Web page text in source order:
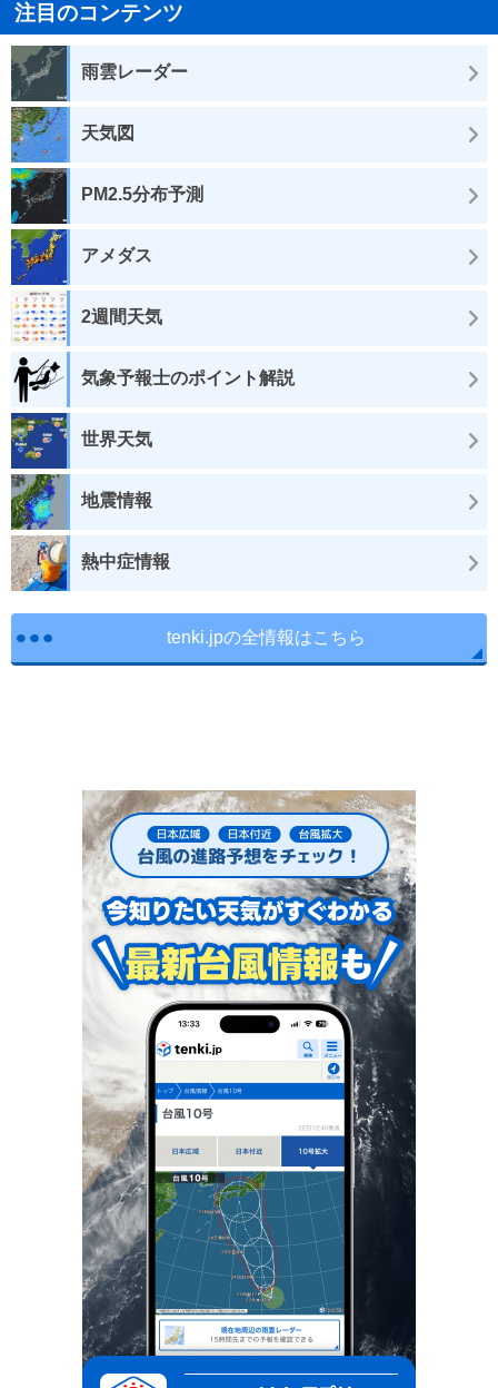
注目のコンテンツ
雨雲レーダー
天気図
PM2.5分布予測
アメダス
2週間天気
気象予報士のポイント解説
世界天気
地震情報
熱中症情報
tenki.jpの全情報はこちら